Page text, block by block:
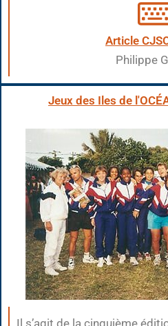
Article
Philippe
Jeux des Iles de